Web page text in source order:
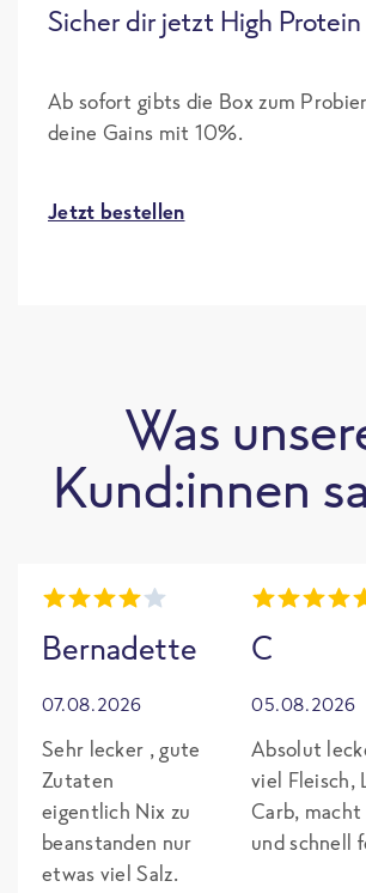
Sicher dir jetzt High Protein
Ab sofort gibts die Box zum
deine Gains mit 10%.
Jetzt bestellen
Was
Kund:innen
Bernadette
07.08.2026
Sehr lecker , gute
Zutaten
eigentlich Nix zu
beanstanden nur
etwas viel Salz.
C
05.08.2026
Absolut
viel Fleisch,
Carb,
und schnell